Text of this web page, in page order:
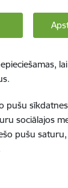
pušu
sociālajos
pušu